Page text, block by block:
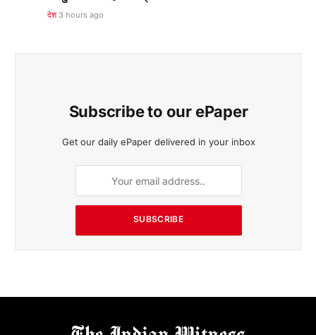
देश 3 hours ago
Subscribe to our ePaper
Get our daily ePaper delivered in your inbox
SUBSCRIBE